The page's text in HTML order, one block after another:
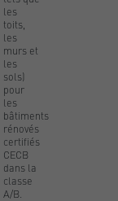
les
toits,
les
murs et
les
sols)
pour
les
bâtiments
rénovés
certifiés
CECB
dans la
classe
A/B.